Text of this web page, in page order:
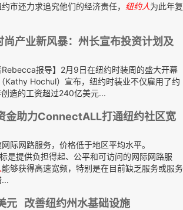
市还力求追究他们的经济责任， 纽约人为此年复
产业新风暴：州长宣布投资计划及
Rebecca报导】2月9日在纽约时装周的盛大开幕
Kathy Hochul）宣布，纽约时装业不仅雇用了约
创造的工资超过240亿美元...
金助力ConnectALL打通纽约社区宽
际网路服务，价格低于地区平均水平。
是提供负担得起、公平和可访问的网际网路服
能够获得高速宽频，特别是在目前缺乏服务或服务
元 改善纽约州水基础设施